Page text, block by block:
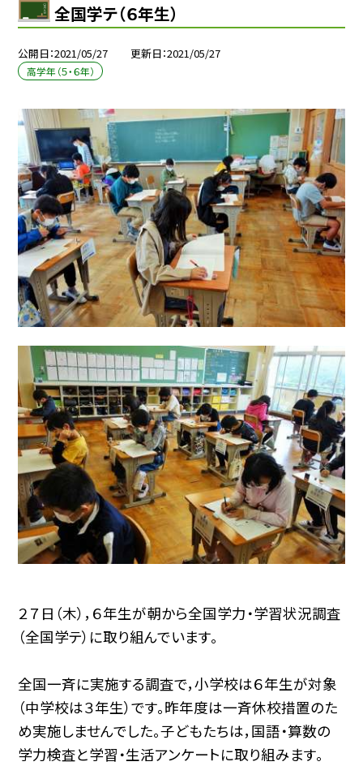
全国学テ（６年生）
公開日 2021/05/27 更新日 2021/05/27
高学年（５・６年）
２７日（木），６年生が朝から全国学力・学習状況調査
（全国学テ）に取り組んでいます。
全国一斉に実施する調査で，小学校は６年生が対象
（中学校は３年生）です。昨年度は一斉休校措置のた
め実施しませんでした。子どもたちは，国語・算数の
学力検査と学習・生活アンケートに取り組みます。